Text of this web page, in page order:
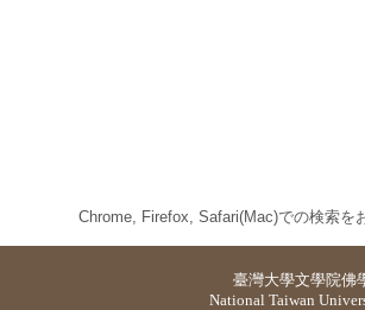
Chrome, Firefox, Safari(Mac)での検索を
臺灣大學文學院佛
National Taiwan